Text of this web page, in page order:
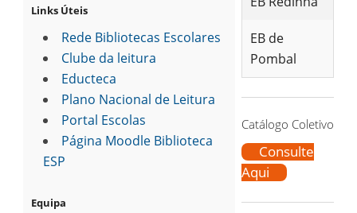
Links Úteis
Rede Bibliotecas Escolares
Clube da leitura
Educteca
Plano Nacional de Leitura
Portal Escolas
Página Moodle Biblioteca
ESP
Equipa
EB de
Pombal
Catálogo Coletivo
Consulte
Aqui